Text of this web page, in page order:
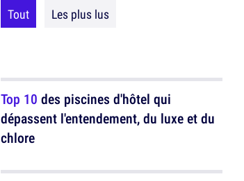
Tout Les plus lus
Top 10 des piscines d'hôtel qui
dépassent l'entendement, du luxe et du
chlore